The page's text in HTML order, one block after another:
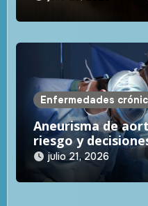
Enfermedades
Aneurisma de
riesgo y
emergencia
julio 21, 2026